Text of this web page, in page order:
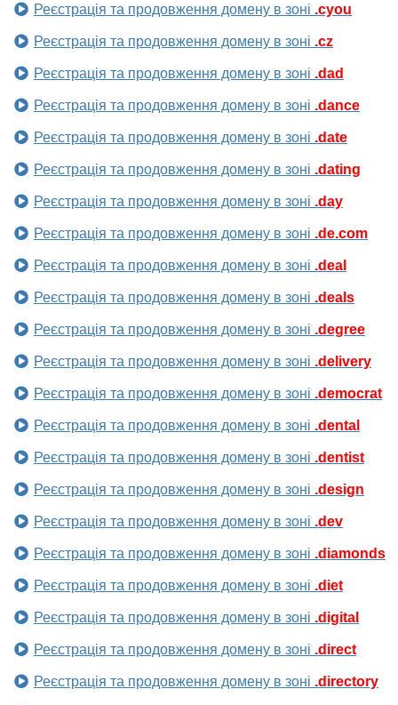
Реєстрація та продовження домену в зоні .cyou
Реєстрація та продовження домену в зоні .cz
Реєстрація та продовження домену в зоні .dad
Реєстрація та продовження домену в зоні .dance
Реєстрація та продовження домену в зоні .date
Реєстрація та продовження домену в зоні .dating
Реєстрація та продовження домену в зоні .day
Реєстрація та продовження домену в зоні .de.com
Реєстрація та продовження домену в зоні .deal
Реєстрація та продовження домену в зоні .deals
Реєстрація та продовження домену в зоні .degree
Реєстрація та продовження домену в зоні .delivery
Реєстрація та продовження домену в зоні .democrat
Реєстрація та продовження домену в зоні .dental
Реєстрація та продовження домену в зоні .dentist
Реєстрація та продовження домену в зоні .design
Реєстрація та продовження домену в зоні .dev
Реєстрація та продовження домену в зоні .diamonds
Реєстрація та продовження домену в зоні .diet
Реєстрація та продовження домену в зоні .digital
Реєстрація та продовження домену в зоні .direct
Реєстрація та продовження домену в зоні .directory